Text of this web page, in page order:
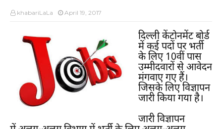
khabariLaLa April 19, 2017
दिल्ली केंटोनमेंट बोर्ड
में कई पदों पर भर्ती
के लिए 10वीं पास
उम्मीदवारों से आवेदन
मंगवाए गए हैं।
जिसके लिए विज्ञापन
जारी किया गया है।
जारी विज्ञापन